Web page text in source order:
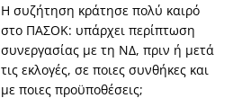
Η συζήτηση κράτησε πολύ καιρό
στο ΠΑΣΟΚ: υπάρχει περίπτωση
συνεργασίας με τη ΝΔ, πριν ή μετά
τις εκλογές, σε ποιες συνθήκες και
με ποιες προϋποθέσεις;